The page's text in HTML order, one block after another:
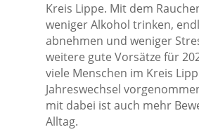
Kreis Lippe. Mit dem
weniger Alkohol trinken,
abnehmen und weniger
weitere gute Vorsätze für
viele Menschen im Kreis
Jahreswechsel
mit dabei ist auch mehr
Alltag.